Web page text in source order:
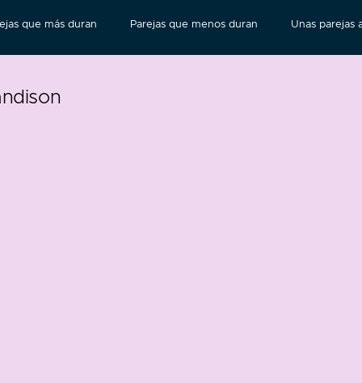
que más duran Parejas que menos duran Unas parejas